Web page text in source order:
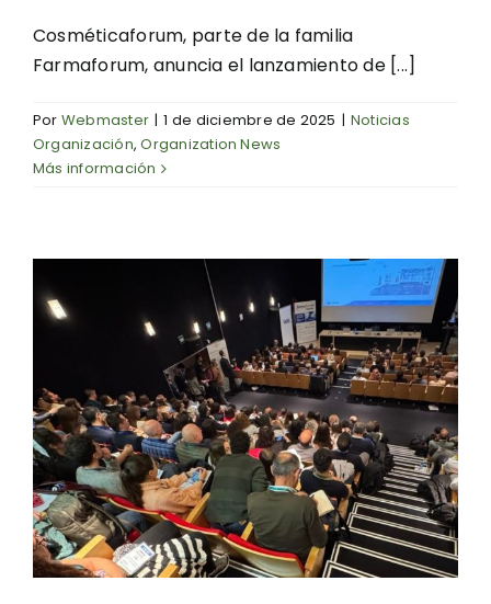
Cosméticaforum, parte de la familia
Farmaforum, anuncia el lanzamiento de [...]
Por Webmaster | 1 de diciembre de 2025 | Noticias
Organización,Organization News
Más información